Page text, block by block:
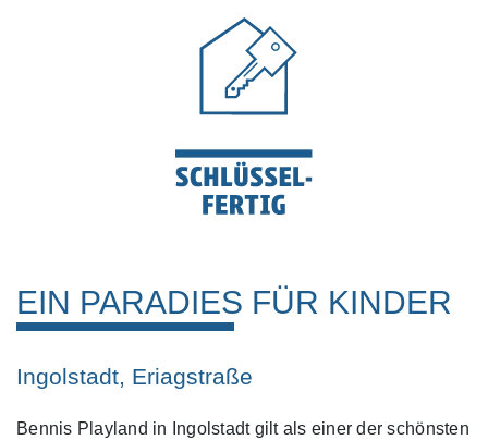
EIN PARADIES FÜR KINDER
Ingolstadt, Eriagstraße
Bennis Playland in Ingolstadt gilt als einer der schönsten